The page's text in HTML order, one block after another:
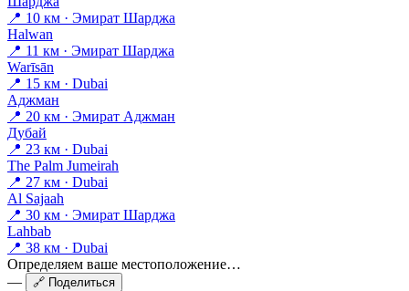
📍 10 км · Эмират Шарджа
Halwan
📍 11 км · Эмират Шарджа
Warīsān
📍 15 км · Dubai
Аджман
📍 20 км · Эмират Аджман
Дубай
📍 23 км · Dubai
The Palm Jumeirah
📍 27 км · Dubai
Al Sajaah
📍 30 км · Эмират Шарджа
Lahbab
📍 38 км · Dubai
Определяем ваше местоположение…
—
🔗 Поделиться